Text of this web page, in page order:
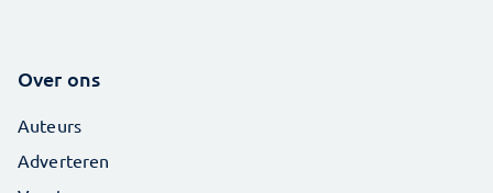
Over ons
Auteurs
Adverteren